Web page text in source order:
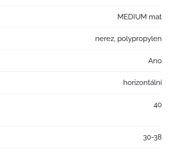
MEDIUM mat
nerez, polypropylen
Ano
horizontální
40
30-38